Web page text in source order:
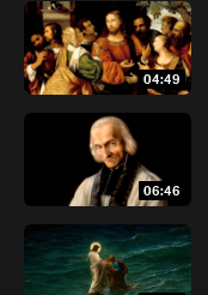
04:49
06:46